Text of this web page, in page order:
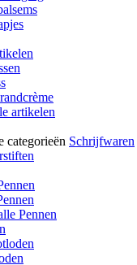
artikelen
categorieën Schrijfwaren
Pennen